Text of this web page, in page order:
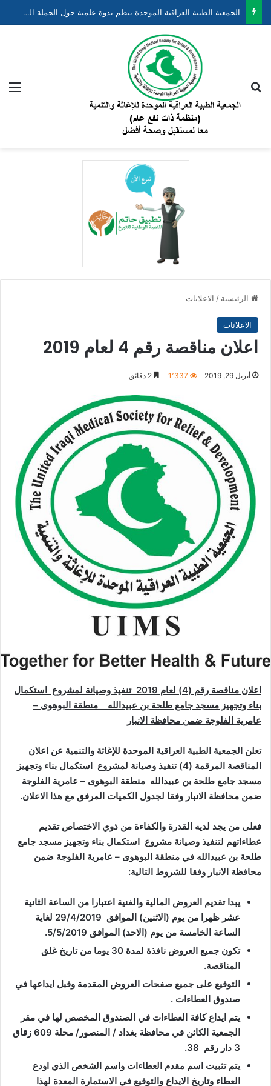
الجمعية الطبية العراقية الموحدة تنظم ندوة علمية حول الحملة الوطنية لتقليل وفيات الأطفال حديثي الولادة والخدج ضمن مشروع “نبضهم أملنا”
الرئيسية / الاعلانات
الاعلانات
اعلان مناقصة رقم 4 لعام 2019
أبريل 29, 2019 1٬337
اعلان مناقصة رقم (4) لعام 2019 تنفيذ وصيانة لمشروع استكمال
بناء وتجهيز مسجد جامع طلحة بن عبيدالله منطقة البوهوى –
عامرية الفلوجة ضمن محافظة الانبار
تعلن الجمعية الطبية العراقية الموحدة للإغاثة والتنمية عن اعلان
المناقصة المرقمة (4) تنفيذ وصيانة لمشروع استكمال بناء وتجهيز
مسجد جامع طلحة بن عبيدالله منطقة البوهوى – عامرية الفلوجة
ضمن محافظة الانبار وفقا لجدول الكميات المرفق مع هذا الاعلان.
فعلى من يجد لديه القدرة والكفاءة من ذوي الاختصاص تقديم
عطاءاتهم لتنفيذ وصيانة مشروع استكمال بناء وتجهيز مسجد جامع
طلحة بن عبيدالله في منطقة البوهوى – عامرية الفلوجة ضمن
محافظة الانبار وفقا للشروط التالية:
يبدا تقديم العروض المالية والفنية اعتبارا من الساعة الثانية
عشر ظهرا من يوم (الاثنين) الموافق 29/4/2019 لغاية
الساعة الخامسة من يوم (الاحد) الموافق 5/5/2019.
تكون جميع العروض نافذة لمدة 30 يوما من تاريخ غلق
المناقصة.
التوقيع على جميع صفحات العروض المقدمة وقبل ايداعها في
صندوق العطاءات .
يتم ايداع كافة العطاءات في الصندوق المخصص لها في مقر
الجمعية الكائن في محافظة بغداد / المنصور/ محلة 609 زقاق
3 دار رقم 38.
يتم تثبيت اسم مقدم العطاءات واسم الشخص الذي اودع
العطاء وتاريخ الايداع والتوقيع في الاستمارة المعدة لهذا